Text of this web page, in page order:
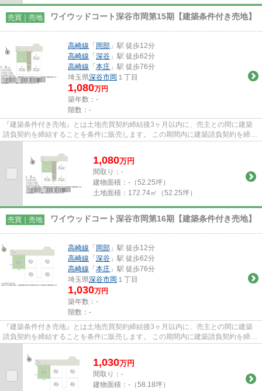
売買｜売地 ワイウッドコート深谷市岡第15期【建築条件付き売地】
高崎線 「岡部 」駅 徒歩12分
高崎線 「深谷 」駅 徒歩62分
高崎線 「本庄 」駅 徒歩76分
埼玉県深谷市岡 １丁目
1,080万円
築年数：-
階数：-
『建築条件付き売地』とは土地売買契約締結後3ヶ月以内に、売主との間に建築
請負契約を締結することを条件に販売します。 この期間内に建築請負契約を締結
されなかった場合は、土地売...
1,080万円
間取り：-
建物面積： -（52.25坪）
土地面積： 172.74㎡（52.25坪）
売買｜売地 ワイウッドコート深谷市岡第16期【建築条件付き売地】
高崎線 「岡部 」駅 徒歩12分
高崎線 「深谷 」駅 徒歩62分
高崎線 「本庄 」駅 徒歩76分
埼玉県深谷市岡 １丁目
1,030万円
築年数：-
階数：-
『建築条件付き売地』とは土地売買契約締結後3ヶ月以内に、売主との間に建築
請負契約を締結することを条件に販売します。 この期間内に建築請負契約を締結
されなかった場合は、土地売...
1,030万円
間取り：-
建物面積： -（58.18坪）